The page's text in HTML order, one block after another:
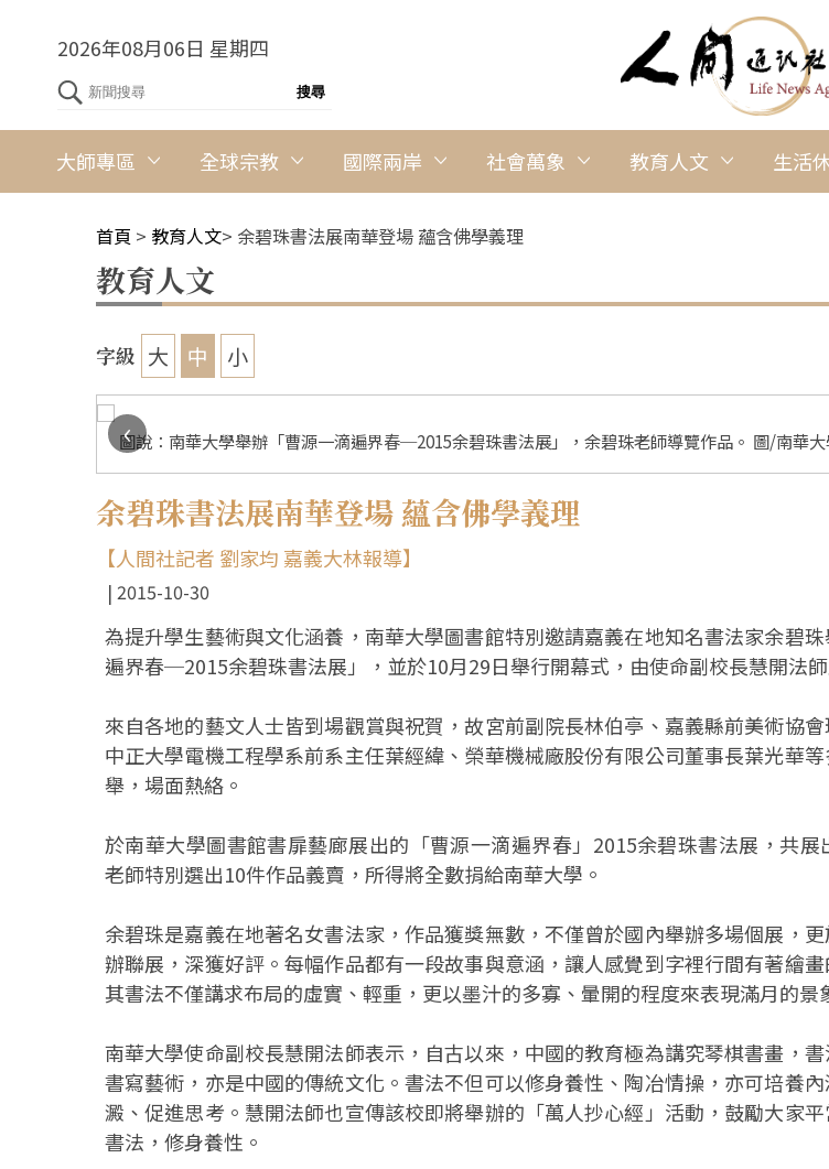
2026年08月06日 星期四
大師專區 全球宗教 國際兩岸 社會萬象 教育人文 生活
首頁 > 教育人文> 余碧珠書法展南華登場 蘊含佛學義理
教育人文
字級 大 中 小
圖說：南華大學舉辦「曹源一滴遍界春─2015余碧珠書法展」，匯聚來自各地的藝文人士到場觀
‹
余碧珠書法展南華登場 蘊含佛學義理
【人間社記者 劉家均 嘉義大林報導】
2015-10-30
為提升學生藝術與文化涵養，南華大學圖書館特別邀請嘉義在地知名書法家余碧
遍界春─2015余碧珠書法展」，並於10月29日舉行開幕式，由使命副校長慧開法師
來自各地的藝文人士皆到場觀賞與祝賀，故宮前副院長林伯亭、嘉義縣前美術協會
中正大學電機工程學系前系主任葉經緯、榮華機械廠股份有限公司董事長葉光華
舉，場面熱絡。
於南華大學圖書館書扉藝廊展出的「曹源一滴遍界春」2015余碧珠書法展，共展
老師特別選出10件作品義賣，所得將全數捐給南華大學。
余碧珠是嘉義在地著名女書法家，作品獲獎無數，不僅曾於國內舉辦多場個展，
辦聯展，深獲好評。每幅作品都有一段故事與意涵，讓人感覺到字裡行間有著繪畫
其書法不僅講求布局的虛實、輕重，更以墨汁的多寡、暈開的程度來表現滿月的景
南華大學使命副校長慧開法師表示，自古以來，中國的教育極為講究琴棋書畫，
書寫藝術，亦是中國的傳統文化。書法不但可以修身養性、陶冶情操，亦可培養
澱、促進思考。慧開法師也宣傳該校即將舉辦的「萬人抄心經」活動，鼓勵大家
書法，修身養性。